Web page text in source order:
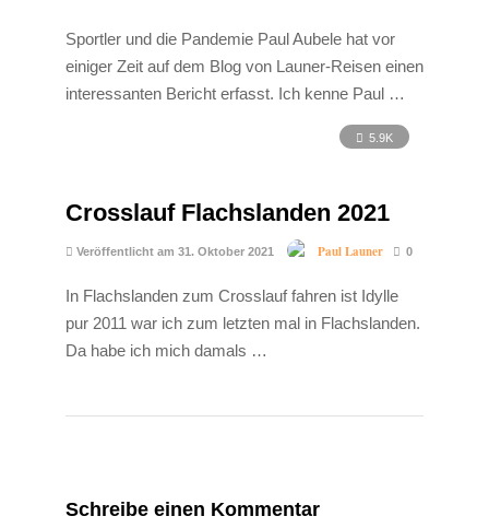
Sportler und die Pandemie Paul Aubele hat vor
einiger Zeit auf dem Blog von Launer-Reisen einen
interessanten Bericht erfasst. Ich kenne Paul …
5.9K
Crosslauf Flachslanden 2021
Veröffentlicht am 31. Oktober 2021 Paul Launer 0
In Flachslanden zum Crosslauf fahren ist Idylle
pur 2011 war ich zum letzten mal in Flachslanden.
Da habe ich mich damals …
Schreibe einen Kommentar